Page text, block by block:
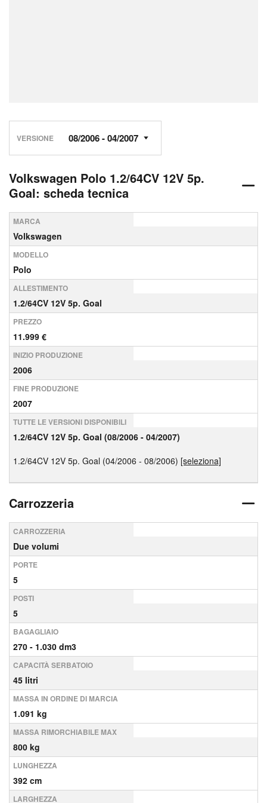
VERSIONE
Volkswagen Polo 1.2/64CV 12V 5p.
Goal: scheda tecnica
MARCA
Volkswagen
MODELLO
Polo
ALLESTIMENTO
1.2/64CV 12V 5p. Goal
PREZZO
11.999 €
INIZIO PRODUZIONE
2006
FINE PRODUZIONE
2007
TUTTE LE VERSIONI DISPONIBILI
1.2/64CV 12V 5p. Goal (08/2006 - 04/2007)
1.2/64CV 12V 5p. Goal (04/2006 - 08/2006) [seleziona]
Carrozzeria
CARROZZERIA
Due volumi
PORTE
5
POSTI
5
BAGAGLIAIO
270 - 1.030 dm3
CAPACITÀ SERBATOIO
45 litri
MASSA IN ORDINE DI MARCIA
1.091 kg
MASSA RIMORCHIABILE MAX
800 kg
LUNGHEZZA
392 cm
LARGHEZZA